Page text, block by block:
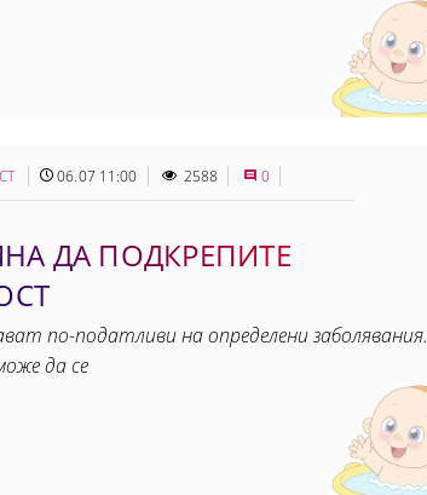
06.07 11:00 2588 0
ДА ПОДКРЕПИТЕ
по-податливи на определени заболявания.
да се